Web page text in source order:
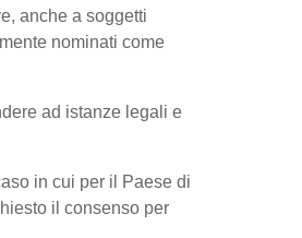
anche a soggetti
nominati come
ad istanze legali e
in cui per il Paese di
il consenso per